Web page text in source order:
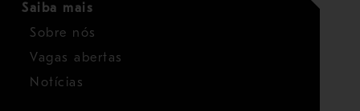
Saiba mais
Sobre nós
Vagas abertas
Notícias